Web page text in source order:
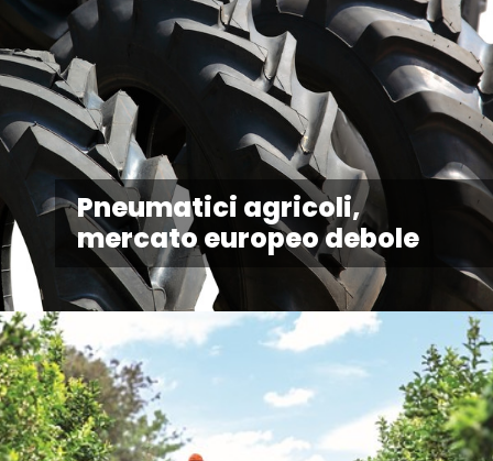
Pneumatici agricoli,
mercato europeo debole